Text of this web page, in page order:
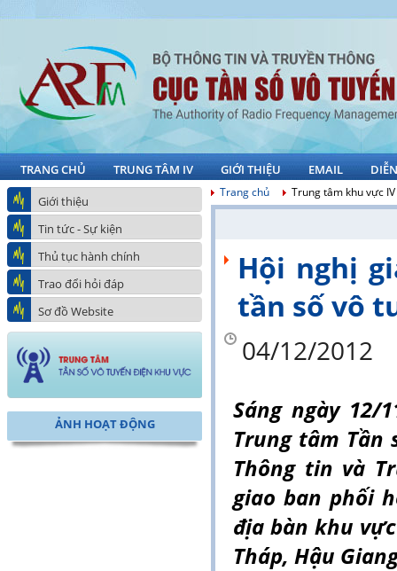
TRANG CHỦ TRUNG TÂM IV GIỚI THIỆU EMAIL
Giới thiệu
Tin tức - Sự kiện
Thủ tục hành chính
Trao đổi hỏi đáp
Sơ đồ Website
ẢNH HOẠT ĐỘNG
Trang chủ Trung tâm khu vực IV
Hội nghị
tần số vô
04/12/2012
Sáng ngày 12/
Trung tâm Tần
Thông tin và
giao ban phối
địa bàn khu
Tháp, Hậu